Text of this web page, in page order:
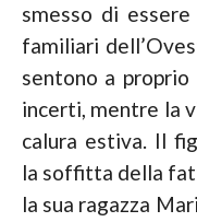
smesso di
familiari
sentono a
incerti, mentre la
calura estiva. Il
la soffitta della
la sua ragazza